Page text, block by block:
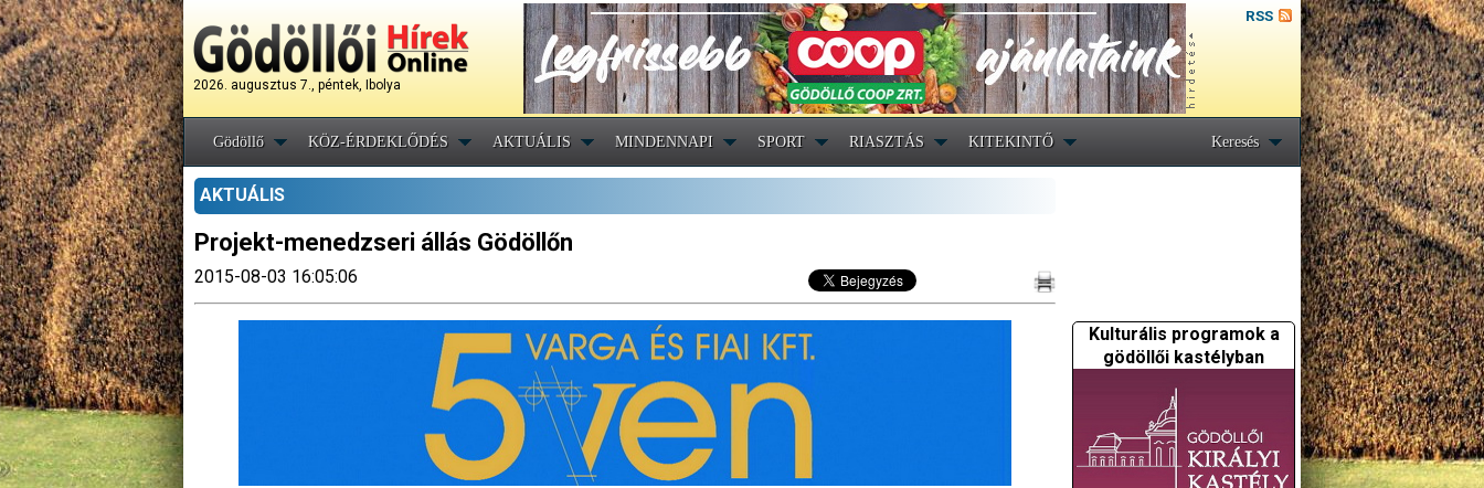
2026. augusztus 7., péntek, Ibolya
RSS
Gödöllő KÖZ-ÉRDEKLŐDÉS AKTUÁLIS MINDENNAPI SPORT RIASZTÁS KITEKINTŐ Keresés
AKTUÁLIS
Projekt-menedzseri állás Gödöllőn
2015-08-03 16:05:06
Kulturális programok a
gödöllői kastélyban